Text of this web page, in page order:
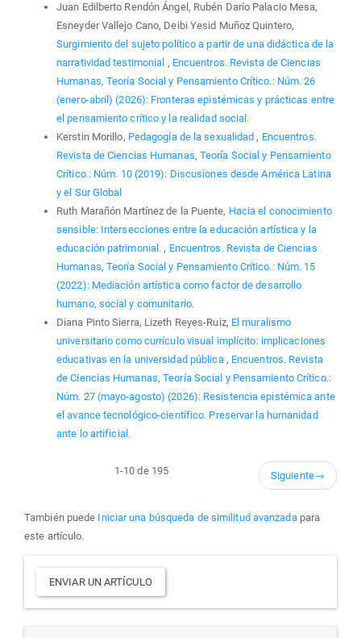
Juan Edilberto Rendón Ángel, Rubén Darío Palacio Mesa,
Esneyder Vallejo Cano, Deibi Yesid Muñoz Quintero,
Surgimiento del sujeto político a partir de una didáctica de la
narratividad testimonial , Encuentros. Revista de Ciencias
Humanas, Teoría Social y Pensamiento Crítico.: Núm. 26
(enero-abril) (2026): Fronteras epistémicas y prácticas entre
el pensamiento crítico y la realidad social.
Kerstin Morillo, Pedagogía de la sexualidad, Encuentros.
Revista de Ciencias Humanas, Teoría Social y Pensamiento
Crítico.: Núm. 10 (2019): Discusiones desde América Latina
y el Sur Global
Ruth Marañón Martínez de la Puente, Hacia el conocimiento
sensible: Intersecciones entre la educación artística y la
educación patrimonial., Encuentros. Revista de Ciencias
Humanas, Teoría Social y Pensamiento Crítico.: Núm. 15
(2022): Mediación artística como factor de desarrollo
humano, social y comunitario.
Diana Pinto Sierra, Lizeth Reyes-Ruiz, El muralismo
universitario como currículo visual implícito: implicaciones
educativas en la universidad pública , Encuentros. Revista
de Ciencias Humanas, Teoría Social y Pensamiento Crítico.:
Núm. 27 (mayo-agosto) (2026): Resistencia epistémica ante
el avance tecnológico-científico. Preservar la humanidad
ante lo artificial.
1-10 de 195 Siguiente→
También puede Iniciar una búsqueda de similitud avanzadapara
este artículo.
Enviar
un
ENVIAR UN ARTÍCULO